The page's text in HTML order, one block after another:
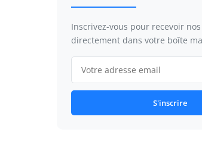
Inscrivez-vous pour recevoir
directement dans votre boîte
S'inscrire